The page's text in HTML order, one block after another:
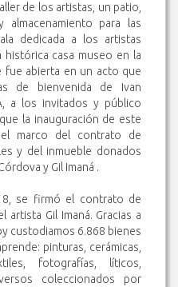
de los artistas, un patio,
almacenamiento para las
dedicada a los artistas
casa museo en la
fue abierta en un acto que
de bienvenida de Ivan
a los invitados y público
la inauguración de este
marco del contrato de
y del inmueble donados
y Gil Imaná .
se firmó el contrato de
artista Gil Imaná. Gracias a
custodiamos 6.868 bienes
pinturas, cerámicas,
fotografías, líticos,
coleccionados por